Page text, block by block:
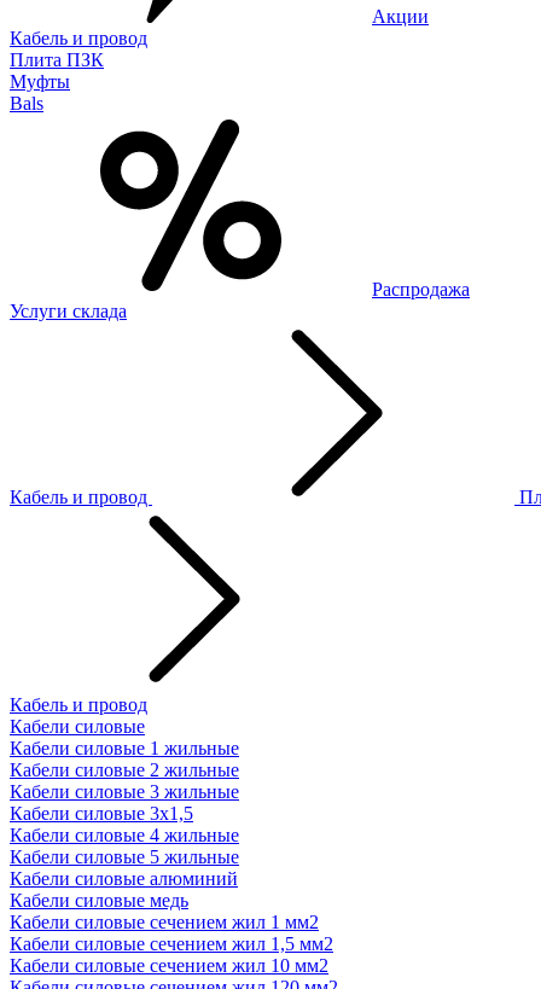
Акции
Кабель и провод
Плита ПЗК
Муфты
Bals
Распродажа
Услуги склада
Кабель и провод
Кабель и провод
Кабели силовые
Кабели силовые 1 жильные
Кабели силовые 2 жильные
Кабели силовые 3 жильные
Кабели силовые 3х1,5
Кабели силовые 4 жильные
Кабели силовые 5 жильные
Кабели силовые алюминий
Кабели силовые медь
Кабели силовые сечением жил 1 мм2
Кабели силовые сечением жил 1,5 мм2
Кабели силовые сечением жил 10 мм2